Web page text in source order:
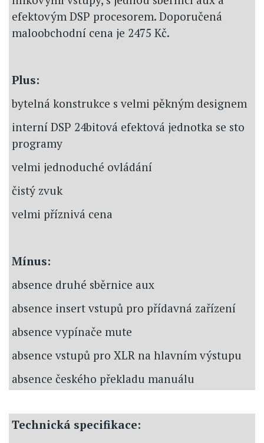
efektovým DSP procesorem. Doporučená
maloobchodní cena je 2475 Kč.
Plus:
bytelná konstrukce s velmi pěkným designem
interní DSP 24bitová efektová jednotka se sto
programy
velmi jednoduché ovládání
čistý zvuk
velmi příznivá cena
Mínus:
absence druhé sběrnice aux
absence insert vstupů pro přídavná zařízení
absence vypínače mute
absence vstupů pro XLR na hlavním výstupu
absence českého překladu manuálu
Technická specifikace: